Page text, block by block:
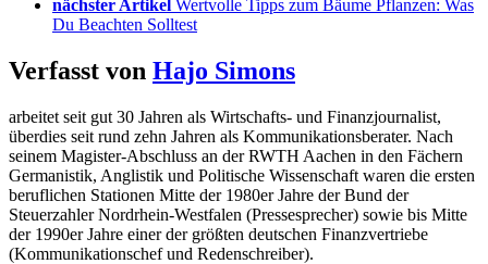
nächster Artikel Wertvolle Tipps zum Bäume Pflanzen: Was
Du Beachten Solltest
Verfasst von Hajo Simons
arbeitet seit gut 30 Jahren als Wirtschafts- und Finanzjournalist,
überdies seit rund zehn Jahren als Kommunikationsberater. Nach
seinem Magister-Abschluss an der RWTH Aachen in den Fächern
Germanistik, Anglistik und Politische Wissenschaft waren die ersten
beruflichen Stationen Mitte der 1980er Jahre der Bund der
Steuerzahler Nordrhein-Westfalen (Pressesprecher) sowie bis Mitte
der 1990er Jahre einer der größten deutschen Finanzvertriebe
(Kommunikationschef und Redenschreiber).